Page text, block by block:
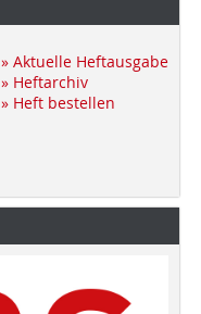
» Aktuelle Heftausgabe
» Heftarchiv
» Heft bestellen